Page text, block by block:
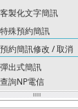
客製化文字簡訊
特殊預約簡訊
預約簡訊修改 / 取消
彈出式簡訊
查詢NP電信